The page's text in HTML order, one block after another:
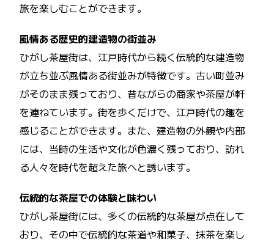
旅を楽しむことができます。
風情ある歴史的建造物の街並み
ひがし茶屋街は、江戸時代から続く伝統的な建造物
が立ち並ぶ風情ある街並みが特徴です。古い町並み
がそのまま残っており、昔ながらの商家や茶屋が軒
を連ねています。街を歩くだけで、江戸時代の趣を
感じることができます。また、建造物の外観や内部
には、当時の生活や文化が色濃く残っており、訪れ
る人々を時代を超えた旅へと誘います。
伝統的な茶屋での体験と味わい
ひがし茶屋街には、多くの伝統的な茶屋が点在して
おり、その中で伝統的な茶道や和菓子、抹茶を楽し